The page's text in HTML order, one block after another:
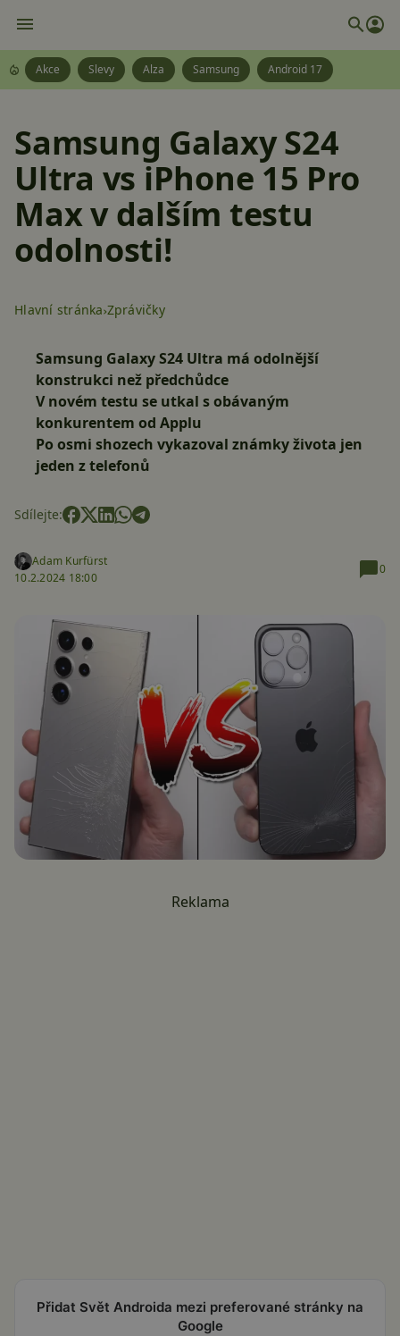
Akce Slevy Alza Samsung Android 17
Samsung Galaxy S24
Ultra vs iPhone 15 Pro
Max v dalším testu
odolnosti!
Hlavní stránka Zprávičky
Samsung Galaxy S24 Ultra má odolnější
konstrukci než předchůdce
V novém testu se utkal s obávaným
konkurentem od Applu
Po osmi shozech vykazoval známky života jen
jeden z telefonů
Sdílejte:
Adam Kurfürst
10.2.2024 18:00
0
Reklama
Přidat Svět Androida mezi preferované stránky na
Google